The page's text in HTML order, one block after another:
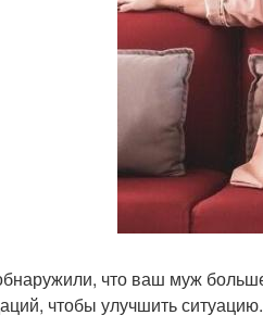
что ваш муж
чтобы улучшить ситуацию.